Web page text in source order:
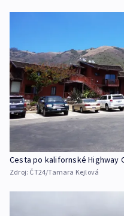
Cesta po kalifornské Highway
Zdroj: ČT24/Tamara Kejlová